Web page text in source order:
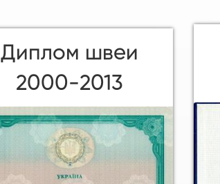
Диплом швеи
2000-2013